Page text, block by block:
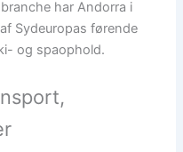
har Andorra i
Sydeuropas førende
og spaophold.